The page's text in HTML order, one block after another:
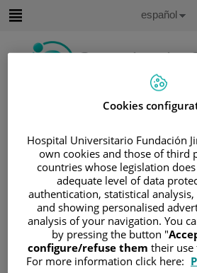
Buscar
Selector
de
idioma
Idioma
Español
Inicio/ÁREA DEL PACIENTE
SOBRE EL CÁNCER
/INFORMACIÓN Y
/TIPOS DE CÁNCER/
SARCOMA DE PARTES
/TRATAMIENTO/
Cookies
Hospital Universitario Fundación
own cookies and those of third
countries whose legislation
adequate level of data
authentication, statistical
and showing personalised
analysis of your navigation. You
by pressing the button "
configure/refuse them their
For more information click here: